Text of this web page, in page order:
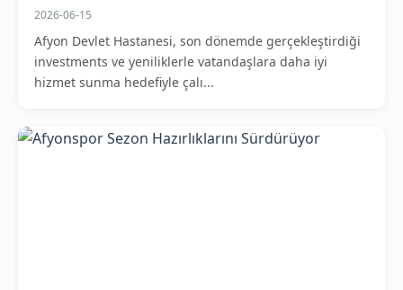
2026-06-15
Afyon Devlet Hastanesi, son dönemde gerçekleştirdiği
investments ve yeniliklerle vatandaşlara daha iyi
hizmet sunma hedefiyle çalı...